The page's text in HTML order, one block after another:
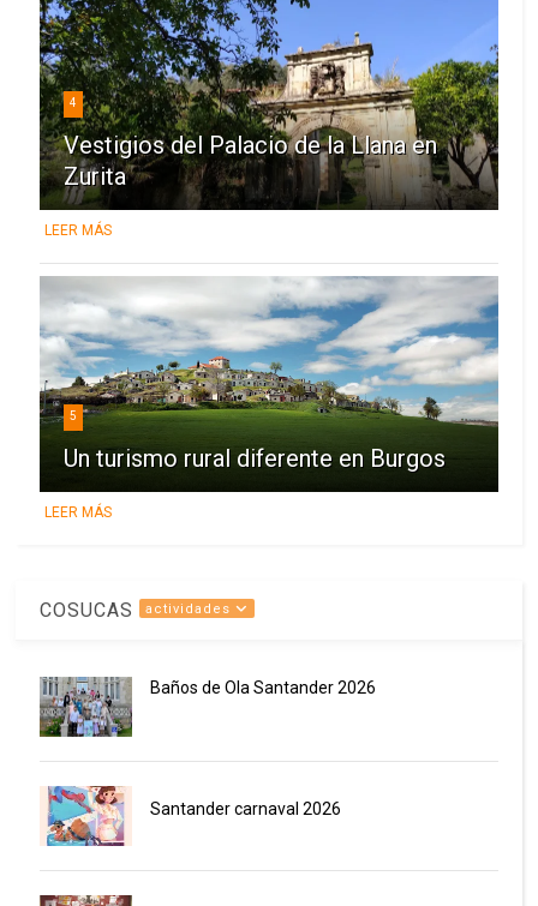
4
Vestigios del Palacio de la Llana en
Zurita
LEER MÁS
5
Un turismo rural diferente en Burgos
LEER MÁS
COSUCAS actividades
Baños de Ola Santander 2026
Santander carnaval 2026